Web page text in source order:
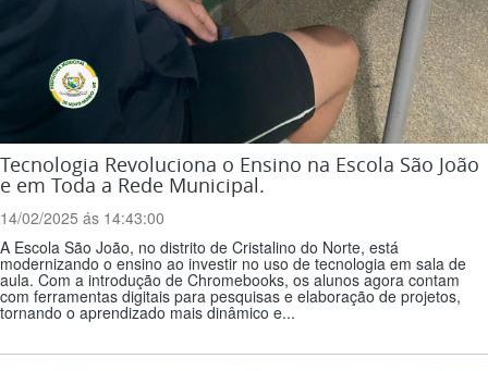
Tecnologia Revoluciona o Ensino na Escola São João
e em Toda a Rede Municipal.
14/02/2025 ás 14:43:00
A Escola São João, no distrito de Cristalino do Norte, está
modernizando o ensino ao investir no uso de tecnologia em sala de
aula. Com a introdução de Chromebooks, os alunos agora contam
com ferramentas digitais para pesquisas e elaboração de projetos,
tornando o aprendizado mais dinâmico e...